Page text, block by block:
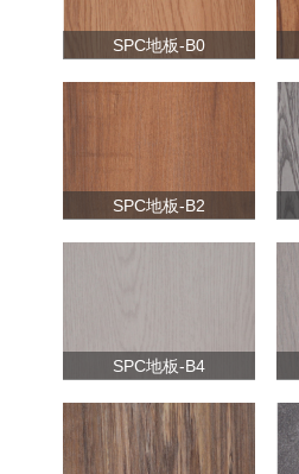
SPC地板-B0
SPC地板-B2
SPC地板-B4